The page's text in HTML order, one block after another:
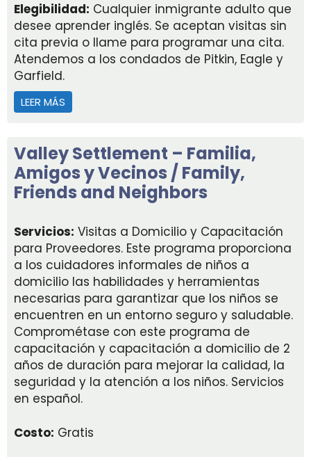
Elegibilidad: Cualquier inmigrante adulto que
desee aprender inglés. Se aceptan visitas sin
cita previa o llame para programar una cita.
Atendemos a los condados de Pitkin, Eagle y
Garfield.
LEER MÁS
Valley Settlement – Familia,
Amigos y Vecinos / Family,
Friends and Neighbors
Servicios: Visitas a Domicilio y Capacitación
para Proveedores. Este programa proporciona
a los cuidadores informales de niños a
domicilio las habilidades y herramientas
necesarias para garantizar que los niños se
encuentren en un entorno seguro y saludable.
Comprométase con este programa de
capacitación y capacitación a domicilio de 2
años de duración para mejorar la calidad, la
seguridad y la atención a los niños. Servicios
en español.
Costo: Gratis